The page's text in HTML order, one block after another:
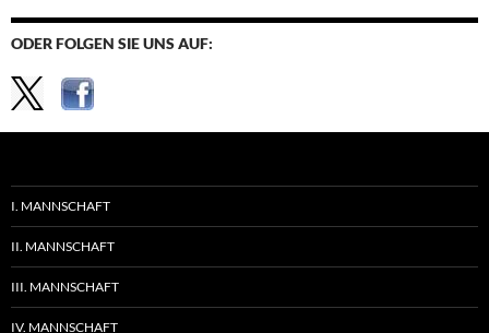
ODER FOLGEN SIE UNS AUF:
I. MANNSCHAFT
II. MANNSCHAFT
III. MANNSCHAFT
IV. MANNSCHAFT